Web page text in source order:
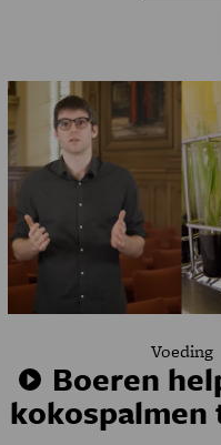
Voeding
Boeren
kokospalmen